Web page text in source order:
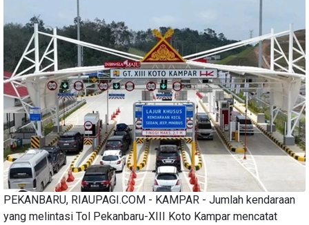
PEKANBARU, RIAUPAGI.COM - KAMPAR - Jumlah kendaraan
yang melintasi Tol Pekanbaru-XIII Koto Kampar mencatat